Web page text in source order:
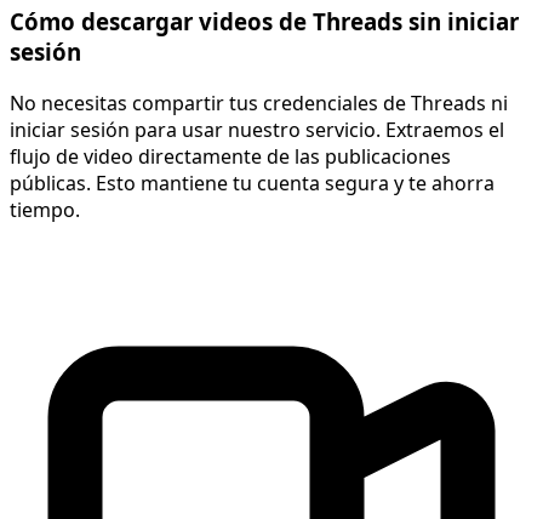
Cómo descargar videos de Threads sin iniciar
sesión
No necesitas compartir tus credenciales de Threads ni
iniciar sesión para usar nuestro servicio. Extraemos el
flujo de video directamente de las publicaciones
públicas. Esto mantiene tu cuenta segura y te ahorra
tiempo.